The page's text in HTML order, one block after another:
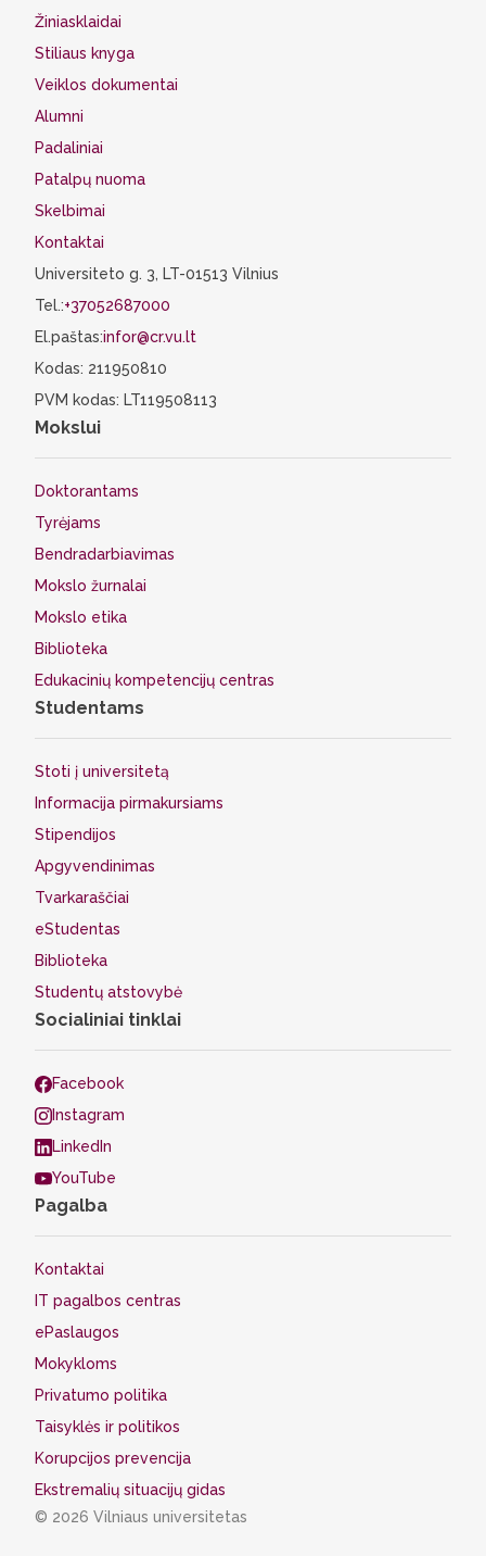
Žiniasklaidai
Stiliaus knyga
Veiklos dokumentai
Alumni
Padaliniai
Patalpų nuoma
Skelbimai
Kontaktai
Universiteto g. 3, LT-01513 Vilnius
Tel.:+37052687000
El.paštas:infor@cr.vu.lt
Kodas: 211950810
PVM kodas: LT119508113
Mokslui
Doktorantams
Tyrėjams
Bendradarbiavimas
Mokslo žurnalai
Mokslo etika
Biblioteka
Edukacinių kompetencijų centras
Studentams
Stoti į universitetą
Informacija pirmakursiams
Stipendijos
Apgyvendinimas
Tvarkaraščiai
eStudentas
Biblioteka
Studentų atstovybė
Socialiniai tinklai
Facebook
Instagram
LinkedIn
YouTube
Pagalba
Kontaktai
IT pagalbos centras
ePaslaugos
Mokykloms
Privatumo politika
Taisyklės ir politikos
Korupcijos prevencija
Ekstremalių situacijų gidas
© 2026 Vilniaus universitetas